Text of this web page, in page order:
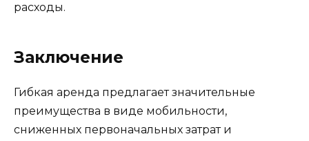
расходы.
Заключение
Гибкая аренда предлагает значительные
преимущества в виде мобильности,
сниженных первоначальных затрат и